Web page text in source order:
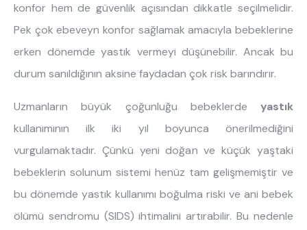
Almila Life Concept
Bilgi Toplumu Hizmetleri
Bize Ulaşın
En Yakın Almila
Kataloglar
Kurulum & Teslimat
İnsan Kaynakları
İş Ortaklığı
Öneriler
444 8 543
konfor hem de güvenlik açısından dikkatle seçilmelidir.
Pek çok ebeveyn konfor sağlamak amacıyla bebeklerine
erken dönemde yastık vermeyi düşünebilir. Ancak bu
durum sanıldığının aksine faydadan çok risk barındırır.
Uzmanların büyük çoğunluğu bebeklerde yastık
kullanımının ilk iki yıl boyunca önerilmediğini
vurgulamaktadır. Çünkü yeni doğan ve küçük yaştaki
bebeklerin solunum sistemi henüz tam gelişmemiştir ve
bu dönemde yastık kullanımı boğulma riski ve ani bebek
ölümü sendromu (SIDS) ihtimalini artırabilir. Bu nedenle